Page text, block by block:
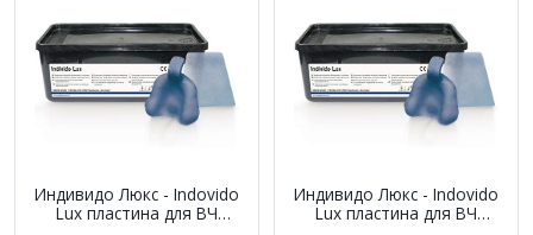
Индивидо Люкс - Indovido
Lux пластина для ВЧ
Индивидо Люкс - Indovido
Lux пластина для ВЧ